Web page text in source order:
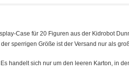
Case für 20 Figuren aus der Kidrobot
sperrigen Größe ist der Versand nur als
Es handelt sich nur um den leeren Karton, in